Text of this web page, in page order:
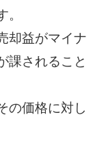
却益がマイナ
課されること
の価格に対し